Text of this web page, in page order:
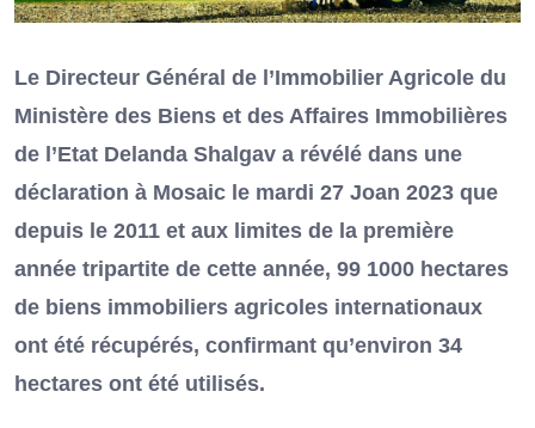
Le Directeur Général de l’Immobilier Agricole du
Ministère des Biens et des Affaires Immobilières
de l’Etat Delanda Shalgav a révélé dans une
déclaration à Mosaic le mardi 27 Joan 2023 que
depuis le 2011 et aux limites de la première
année tripartite de cette année, 99 1000 hectares
de biens immobiliers agricoles internationaux
ont été récupérés, confirmant qu’environ 34
hectares ont été utilisés.